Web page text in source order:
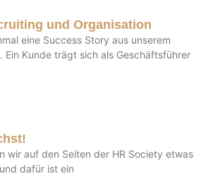
und Organisation
eine Success Story aus unserem
Ein Kunde trägt sich als Geschäftsführer
wir auf den Seiten der HR Society etwas
dafür ist ein